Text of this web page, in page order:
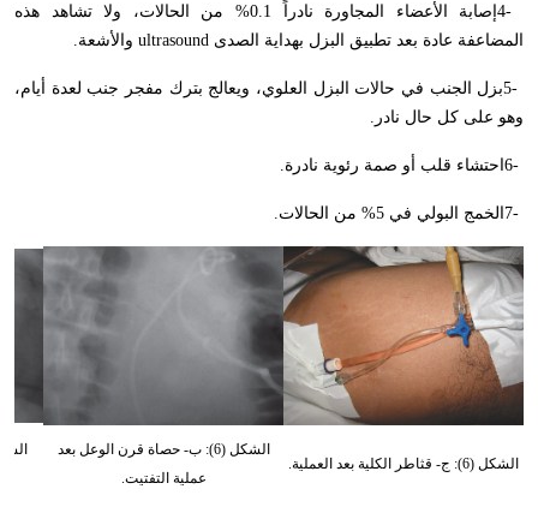
4-
إصابة الأعضاء المجاورة نادراً 0.1% من الحالات، ولا تشاهد هذه
المضاعفة عادة بعد تطبيق البزل بهداية الصدى ultrasound والأشعة.
5-بزل الجنب في حالات البزل العلوي، ويعالج بترك مفجر جنب لعدة أيام،
وهو على كل حال نادر .
6- احتشاء قلب أو صمة رئوية نادرة.
7- الخمج البولي في 5% من الحالات .
الشكل (6): ج- قثاطر الكلية بعد العملية.
الشكل (6): ب- حصاة قرن الوعل بعد
عملية التفتيت.